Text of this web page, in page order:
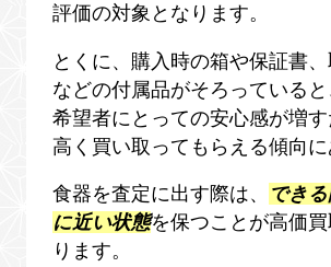
評価の対象となります。
とくに、購入時の箱や保証書
などの付属品がそろっていると
希望者にとっての安心感が増す
高く買い取ってもらえる傾向に
食器を査定に出す際は、
でき
に近い状態を保つことが高価
ります。